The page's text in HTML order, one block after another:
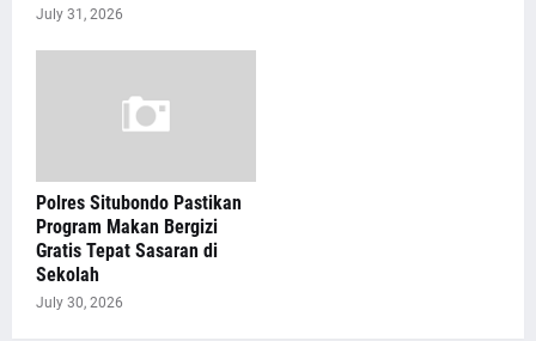
July 31, 2026
Polres Situbondo Pastikan
Program Makan Bergizi
Gratis Tepat Sasaran di
Sekolah
July 30, 2026